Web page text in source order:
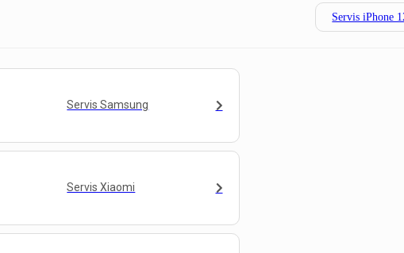
Servis iPhone
Servis Samsung
Servis Xiaomi